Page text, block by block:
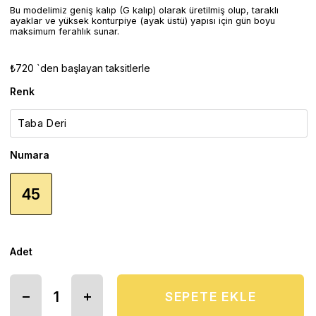
Bu modelimiz geniş kalıp (G kalıp) olarak üretilmiş olup, taraklı
ayaklar ve yüksek konturpiye (ayak üstü) yapısı için gün boyu
maksimum ferahlık sunar.
₺720 `den başlayan taksitlerle
Renk
Numara
45
Adet